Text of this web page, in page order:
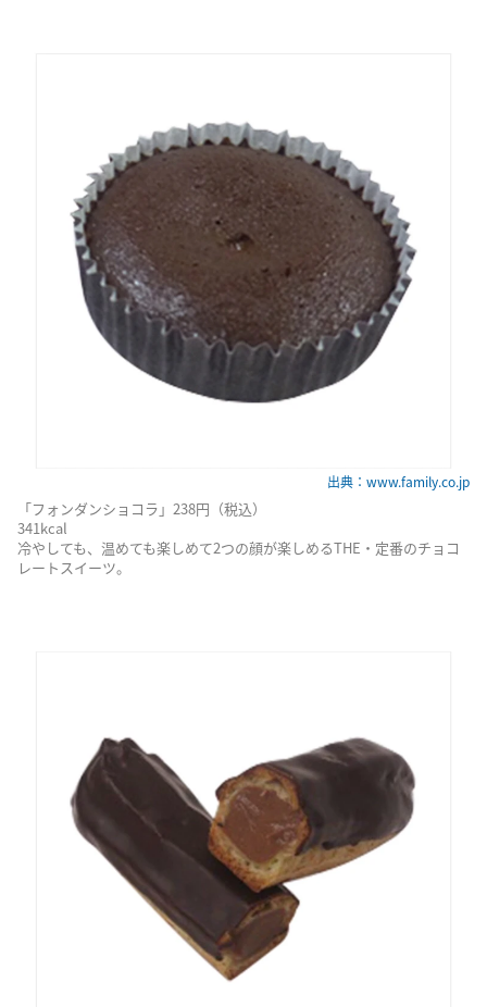
出典：www.family.co.jp
「フォンダンショコラ」238円（税込）
341kcal
冷やしても、温めても楽しめて2つの顔が楽しめるTHE・定番のチョコ
レートスイーツ。